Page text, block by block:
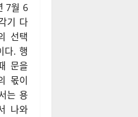
7월 6
기 다
선택
다. 행
문을
몫이
는 용
나와